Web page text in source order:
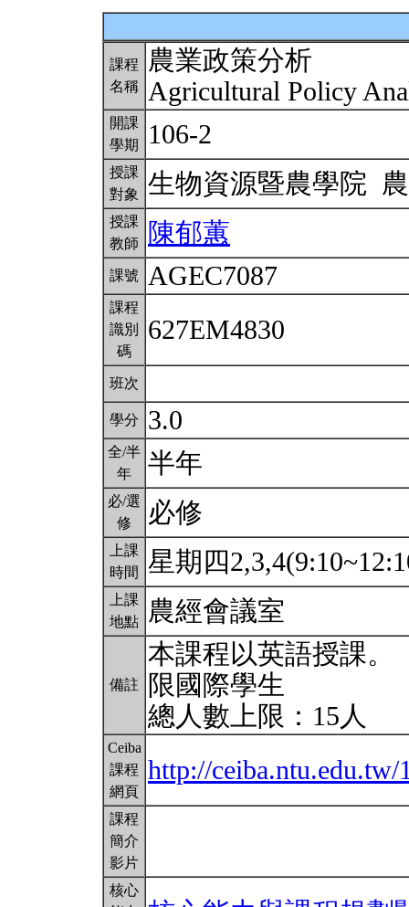
課程
名稱
農業政策分析
Agricultural Policy
開課
學期
106-2
授課
對象
生物資源暨農學院
授課
教師
陳郁蕙
課號 AGEC7087
課程
識別
碼
627EM4830
班次
學分 3.0
全/半
年
半年
必/選
修
必修
上課
時間
星期四
上課
地點
農經會議室
備註
本課程以英語授課。
限國際學生
總人數上限：15人
Ceiba
課程
網頁
http://
課程
簡介
影片
核心